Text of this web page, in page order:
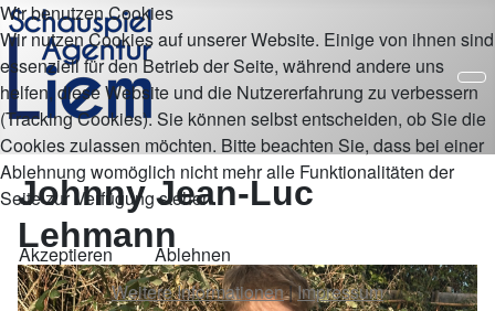
Johnny Jean-Luc
Lehmann
Wir benutzen Cookies
Wir nutzen Cookies auf unserer Website. Einige von ihnen sind
essenziell für den Betrieb der Seite, während andere uns
helfen, diese Website und die Nutzererfahrung zu verbessern
(Tracking Cookies). Sie können selbst entscheiden, ob Sie die
Cookies zulassen möchten. Bitte beachten Sie, dass bei einer
Ablehnung womöglich nicht mehr alle Funktionalitäten der
Seite zur Verfügung stehen.
Akzeptieren
Ablehnen
Weitere Informationen|Impressum